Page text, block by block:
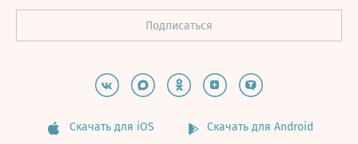
Скачать для iOS Скачать для Android